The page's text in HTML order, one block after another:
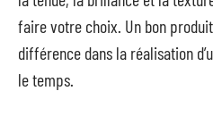
faire votre choix. Un bon
différence dans la réalisation
le temps.